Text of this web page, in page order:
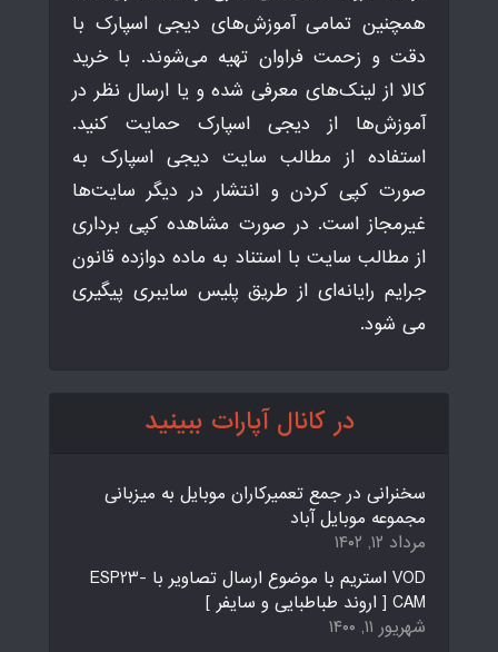
همچنین تمامی آموزش‌های دیجی اسپارک با
دقت و زحمت فراوان تهیه می‌شوند. با خرید
کالا از لینک‌های معرفی شده و یا ارسال نظر در
آموزش‌ها از دیجی اسپارک حمایت کنید.
استفاده از مطالب سایت دیجی اسپارک به
صورت کپی کردن و انتشار در دیگر سایت‌ها
غیرمجاز است. در صورت مشاهده کپی برداری
از مطالب سایت با استناد به ماده دوازده قانون
جرایم رایانه‌ای از طریق پلیس سایبری پیگیری
می شود.
در کانال آپارات ببینید
سخنرانی در جمع تعمیرکاران موبایل به میزبانی
مجموعه موبایل آباد
مرداد ۱۲, ۱۴۰۲
VOD استریم با موضوع ارسال تصاویر با ESP23-
CAM [ اروند طباطبایی و سایفر ]
شهریور ۱۱, ۱۴۰۰